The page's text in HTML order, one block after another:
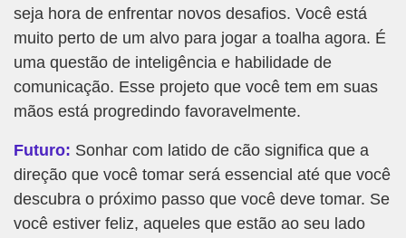
seja hora de enfrentar novos desafios. Você está
muito perto de um alvo para jogar a toalha agora. É
uma questão de inteligência e habilidade de
comunicação. Esse projeto que você tem em suas
mãos está progredindo favoravelmente.
Futuro: Sonhar com latido de cão significa que a
direção que você tomar será essencial até que você
descubra o próximo passo que você deve tomar. Se
você estiver feliz, aqueles que estão ao seu lado